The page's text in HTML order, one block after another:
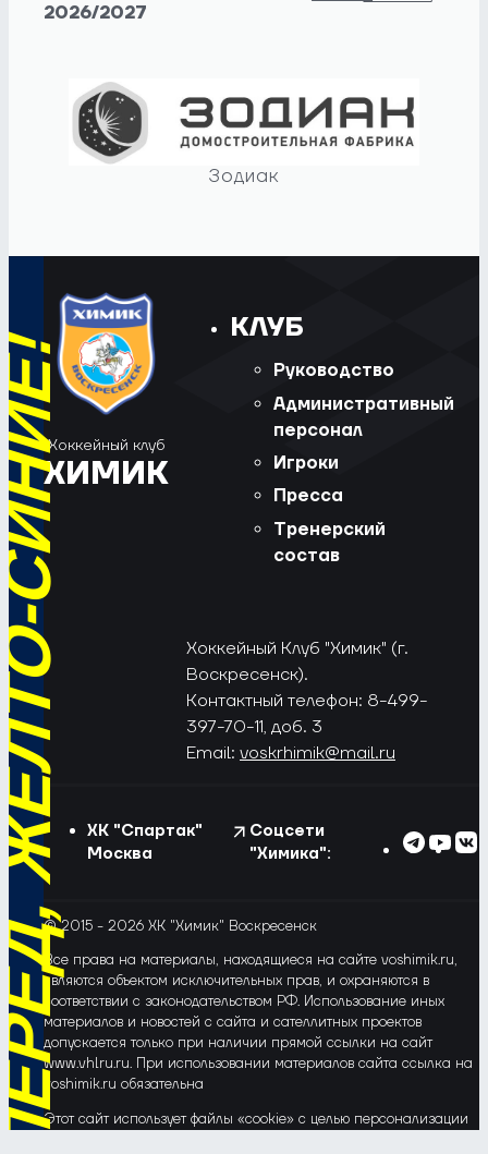
2026/2027
Зодиак
СИНИЕ!
Хоккейный клуб
ХИМИК
КЛУБ
Руководство
Административный
персонал
Игроки
Пресса
Тренерский
состав
Хоккейный Клуб "Химик" (г.
Воскресенск).
Контактный телефон: 8-499-
397-70-11, доб. 3
Email: voskrhimik@mail.ru
ХК "Спартак"
Москва
Соцсети
"Химика":
© 2015 - 2026 ХК "Химик" Воскресенск
Все права на материалы, находящиеся на сайте voshimik.ru,
являются объектом исключительных прав, и охраняются в
соответствии с законодательством РФ. Использование иных
материалов и новостей с сайта и сателлитных проектов
допускается только при наличии прямой ссылки на сайт
www.vhlru.ru. При использовании материалов сайта ссылка на
voshimik.ru обязательна
Этот сайт использует файлы «cookie» с целью персонализации